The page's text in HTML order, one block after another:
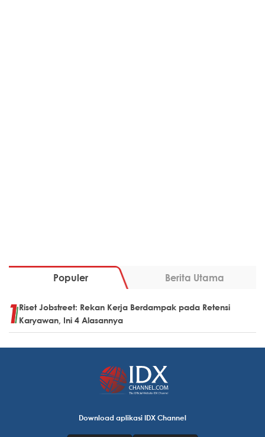
Populer Berita Utama
Riset Jobstreet: Rekan Kerja Berdampak pada Retensi
Karyawan, Ini 4 Alasannya
Download aplikasi IDX Channel